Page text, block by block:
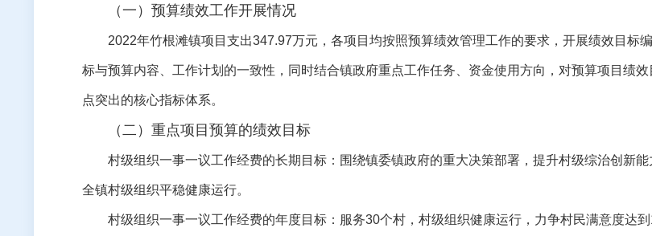
（一）预算绩效工作开展情况
2022年竹根滩镇项目支出347.97万元，各项目均按照预算绩效管理工作的要求，开展绩效目标
标与预算内容、工作计划的一致性，同时结合镇政府重点工作任务、资金使用方向，对预算项目绩
点突出的核心指标体系。
（二）重点项目预算的绩效目标
村级组织一事一议工作经费的长期目标：围绕镇委镇政府的重大决策部署，提升村级综治创新能
全镇村级组织平稳健康运行。
村级组织一事一议工作经费的年度目标：服务30个村，村级组织健康运行，力争村民满意度达到